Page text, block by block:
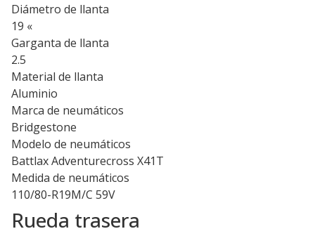
Diámetro de llanta
19 «
Garganta de llanta
2.5
Material de llanta
Aluminio
Marca de neumáticos
Bridgestone
Modelo de neumáticos
Battlax Adventurecross X41T
Medida de neumáticos
110/80-R19M/C 59V
Rueda trasera